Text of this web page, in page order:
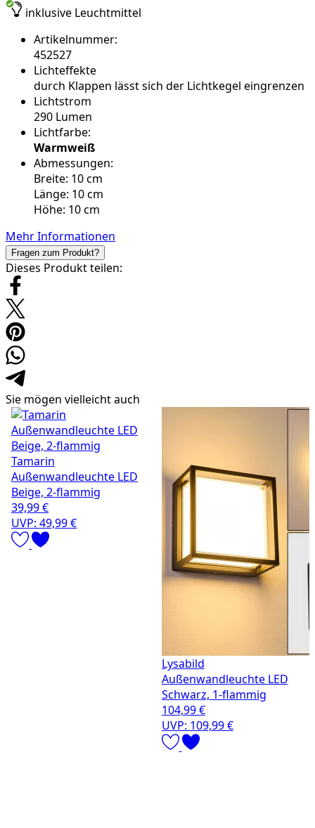
inklusive Leuchtmittel
Artikelnummer:
452527
Lichteffekte
durch Klappen lässt sich der Lichtkegel eingrenzen
Lichtstrom
290 Lumen
Lichtfarbe:
Warmweiß
Abmessungen:
Breite: 10 cm
Länge: 10 cm
Höhe: 10 cm
Mehr Informationen
Fragen zum Produkt?
Dieses Produkt teilen:
Sie mögen vielleicht auch
Tamarin
Außenwandleuchte LED
Beige, 2-flammig
39,99 €
UVP: 49,99 €
Lysabild
Außenwandleuchte LED
Schwarz, 1-flammig
104,99 €
UVP: 109,99 €